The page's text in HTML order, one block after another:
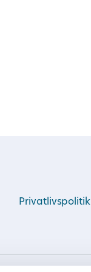
Privatlivspolitik